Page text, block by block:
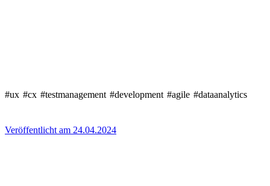
#ux #cx #testmanagement #development #agile #dataanalytics
Veröffentlicht am 24.04.2024